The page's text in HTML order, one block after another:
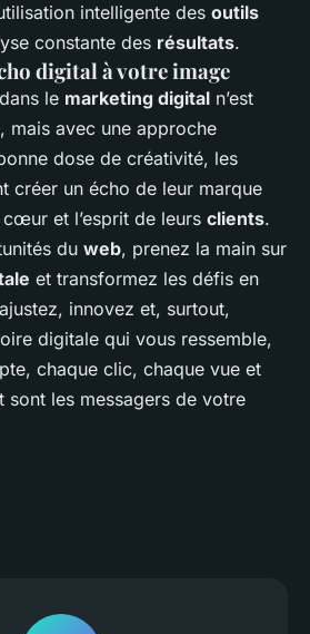
intelligente des outils
constante des résultats.
digital à votre image
le marketing digital n’est
mais avec une approche
dose de créativité, les
créer un écho de leur marque
et l’esprit de leurs clients.
du web, prenez la main sur
et transformez les défis en
innovez et, surtout,
digitale qui vous ressemble,
chaque clic, chaque vue et
sont les messagers de votre